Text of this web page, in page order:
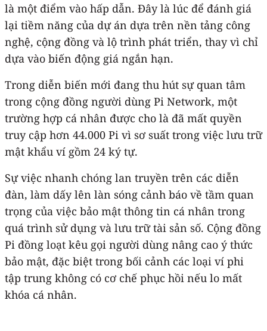
là một điểm vào hấp dẫn. Đây là lúc để đánh giá
lại tiềm năng của dự án dựa trên nền tảng công
nghệ, cộng đồng và lộ trình phát triển, thay vì chỉ
dựa vào biến động giá ngắn hạn.
Trong diễn biến mới đang thu hút sự quan tâm
trong cộng đồng người dùng Pi Network, một
trường hợp cá nhân được cho là đã mất quyền
truy cập hơn 44.000 Pi vì sơ suất trong việc lưu trữ
mật khẩu ví gồm 24 ký tự.
Sự việc nhanh chóng lan truyền trên các diễn
đàn, làm dấy lên làn sóng cảnh báo về tầm quan
trọng của việc bảo mật thông tin cá nhân trong
quá trình sử dụng và lưu trữ tài sản số. Cộng đồng
Pi đồng loạt kêu gọi người dùng nâng cao ý thức
bảo mật, đặc biệt trong bối cảnh các loại ví phi
tập trung không có cơ chế phục hồi nếu lo mất
khóa cá nhân.